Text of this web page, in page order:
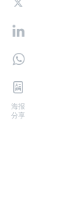
海报
分享